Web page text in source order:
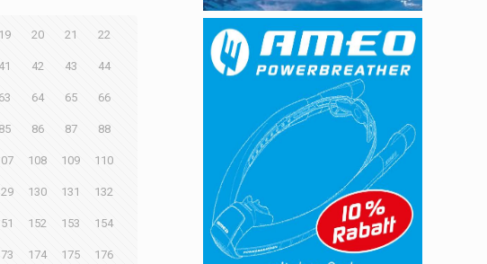
19 20 21 22
41 42 43 44
63 64 65 66
85 86 87 88
108 109 110
130 131 132
152 153 154
174 175 176